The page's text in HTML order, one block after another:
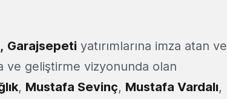
Garajsepeti yatırımlarına imza atan ve
ve geliştirme vizyonunda olan
, Mustafa Sevinç, Mustafa Vardalı,